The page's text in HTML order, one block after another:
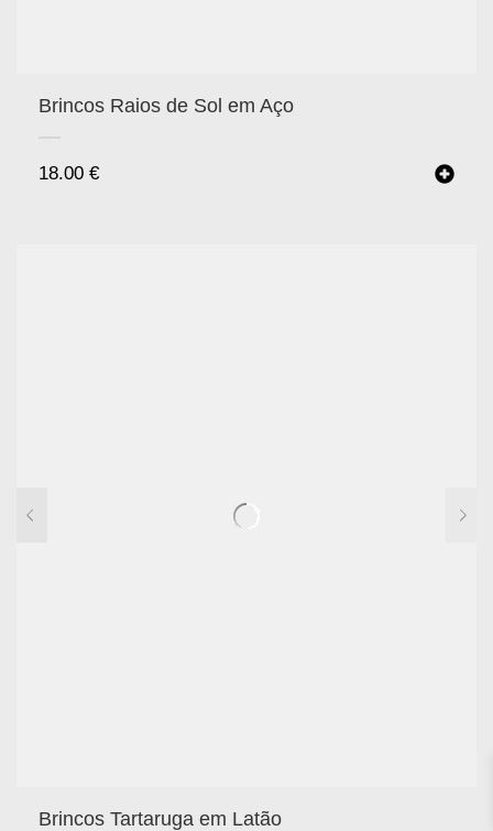
Brincos Raios de Sol em Aço
18.00 €
Brincos Tartaruga em Latão